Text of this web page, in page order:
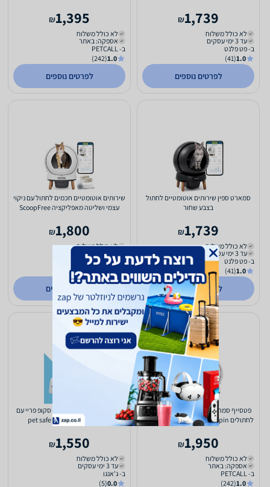
1,739
₪
לא כולל משלוח
עד 3 ימי עסקים
ב- פט פלנט
1.0
(41)
לפרטים נוספים
1,395
₪
לא כולל משלוח
אספקה: באתר
ב- PETCALL
1.0
(242)
לפרטים נוספים
סמארט ספין שירותים אוטומטיים לחתול
בצבע שחור
1,739
₪
לא כולל משלוח
עד 3 ימי עסקים
ב- פט פלנט
1.0
(41)
לפרטים נוספים
שירותים אוטומטיים חכמים לחתול עם ניקוי
עצמי ושליטה מאפליקציה ScoopFree
1,800
₪
לא כולל משלוח
ב- מלך האריות
לפרטים נוספים
פטסייף סמרט ספין ארגז צרכים אוטומטי
לחתולים Petsafe Scoopfree Smartspin
1,950
₪
לא כולל משלוח
אספקה: באתר
ב- PETCALL
1.0
(242)
שירותים אוטומטיים לחתול סקופ פריי עם
1,550
₪
לא כולל משלוח
עד 3 ימי עסקים
ב- ג'אנגו
0.0
(5)